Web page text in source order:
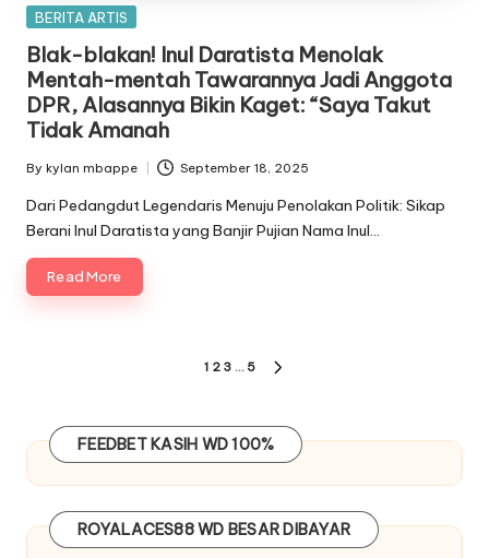
Posted
BERITA ARTIS
Blak-blakan! Inul Daratista Menolak
Mentah-mentah Tawarannya Jadi Anggota
DPR, Alasannya Bikin Kaget: “Saya Takut
Tidak Amanah
Posted
by
By kylan mbappe September 18, 2025
Dari Pedangdut Legendaris Menuju Penolakan Politik: Sikap
Berani Inul Daratista yang Banjir Pujian Nama Inul…
Read More
1 2 3 … 5
FEEDBETKASIH WD 100%
ROYALACES88WD BESAR DIBAYAR